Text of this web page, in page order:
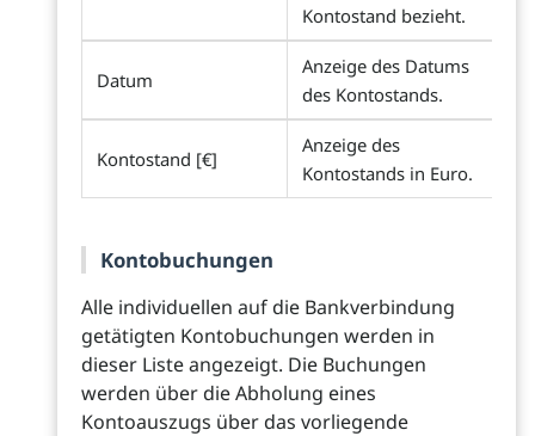
Kontostand bezieht.
Datum
Anzeige des Datums
des Kontostands.
Kontostand [€]
Anzeige des
Kontostands in Euro.
Kontobuchungen
Alle individuellen auf die Bankverbindung
getätigten Kontobuchungen werden in
dieser Liste angezeigt. Die Buchungen
werden über die Abholung eines
Kontoauszugs über das vorliegende